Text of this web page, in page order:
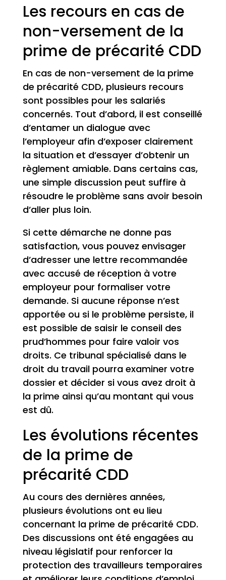
Les recours en cas de
non-versement de la
prime de précarité CDD
En cas de non-versement de la prime
de précarité CDD, plusieurs recours
sont possibles pour les salariés
concernés. Tout d’abord, il est conseillé
d’entamer un dialogue avec
l’employeur afin d’exposer clairement
la situation et d’essayer d’obtenir un
règlement amiable. Dans certains cas,
une simple discussion peut suffire à
résoudre le problème sans avoir besoin
d’aller plus loin.
Si cette démarche ne donne pas
satisfaction, vous pouvez envisager
d’adresser une lettre recommandée
avec accusé de réception à votre
employeur pour formaliser votre
demande. Si aucune réponse n’est
apportée ou si le problème persiste, il
est possible de saisir le conseil des
prud’hommes pour faire valoir vos
droits. Ce tribunal spécialisé dans le
droit du travail pourra examiner votre
dossier et décider si vous avez droit à
la prime ainsi qu’au montant qui vous
est dû.
Les évolutions récentes
de la prime de
précarité CDD
Au cours des dernières années,
plusieurs évolutions ont eu lieu
concernant la prime de précarité CDD.
Des discussions ont été engagées au
niveau législatif pour renforcer la
protection des travailleurs temporaires